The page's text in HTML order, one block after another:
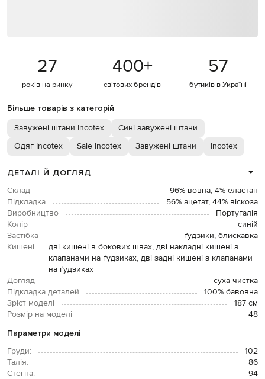
27
років на ринку
400+
світових брендів
57
бутиків в Україні
Більше товарів з категорій
Завужені штани Incotex
Сині завужені штани
Одяг Incotex
Sale Incotex Завужені штани Incotex
ДЕТАЛІ Й ДОГЛЯД
Склад
96% вовна, 4% еластан
Підкладка
56% ацетат, 44% віскоза
Виробництво
Португалія
Колір
синій
Застібка
ґудзики, блискавка
Кишені
дві кишені в бокових швах, дві накладні кишені з
клапанами на ґудзиках, дві задні кишені з клапанами
на ґудзиках
Догляд
суха чистка
Підкладка деталей
100% бавовна
Зріст моделі
187 см
Розмір на моделі
48
Параметри моделі
Груди:
102
Талія:
86
Стегна:
94